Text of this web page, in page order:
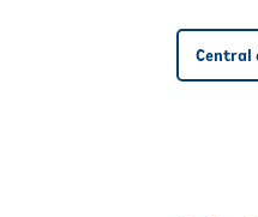
Central